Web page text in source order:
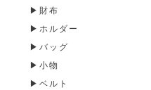
財布
ホルダー
バッグ
小物
ベルト